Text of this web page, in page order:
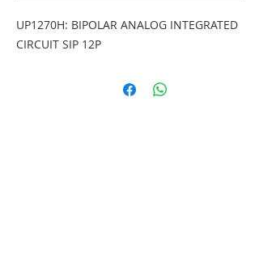
UP1270H: BIPOLAR ANALOG INTEGRATED
CIRCUIT SIP 12P